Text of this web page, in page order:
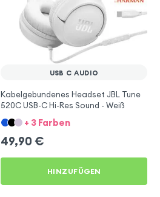
USB C AUDIO
Kabelgebundenes Headset JBL Tune
520C USB-C Hi-Res Sound - Weiß
+ 3 Farben
49,90 €
HINZUFÜGEN